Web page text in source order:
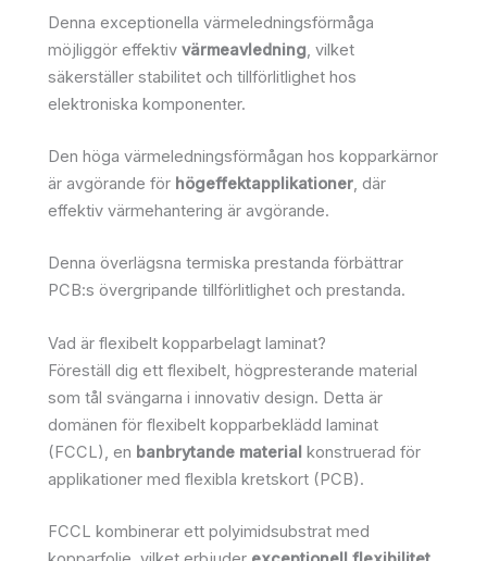
Denna exceptionella värmeledningsförmåga
möjliggör effektiv värmeavledning , vilket
säkerställer stabilitet och tillförlitlighet hos
elektroniska komponenter.
Den höga värmeledningsförmågan hos kopparkärnor
är avgörande för högeffektapplikationer, där
effektiv värmehantering är avgörande.
Denna överlägsna termiska prestanda förbättrar
PCB:s övergripande tillförlitlighet och prestanda.
Vad är flexibelt kopparbelagt laminat?
Föreställ dig ett flexibelt, högpresterande material
som tål svängarna i innovativ design. Detta är
domänen för flexibelt kopparbeklädd laminat
(FCCL), en banbrytande material konstruerad för
applikationer med flexibla kretskort (PCB).
FCCL kombinerar ett polyimidsubstrat med